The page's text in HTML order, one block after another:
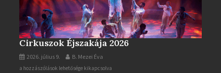
Cirkuszok Éjszakája 2026
2026. július 9. B. Mezei Éva
Cirkuszok
a hozzászólások lehetősége kikapcsolva